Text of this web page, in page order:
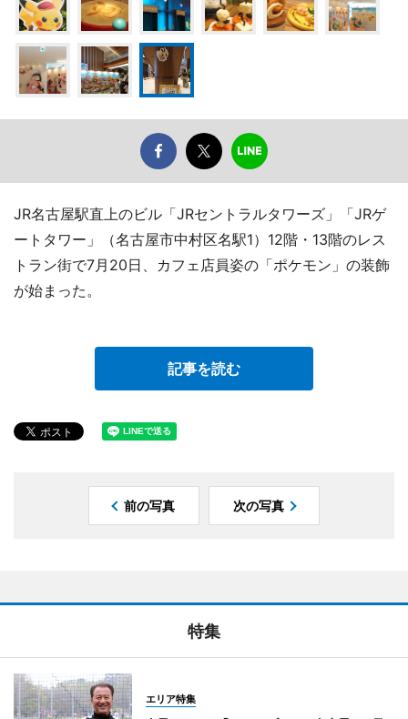
JR名古屋駅直上のビル「JRセントラルタワーズ」「JRゲ
ートタワー」（名古屋市中村区名駅1）12階・13階のレス
トラン街で7月20日、カフェ店員姿の「ポケモン」の装飾
が始まった。
記事を読む
前の写真 次の写真
特集
エリア特集